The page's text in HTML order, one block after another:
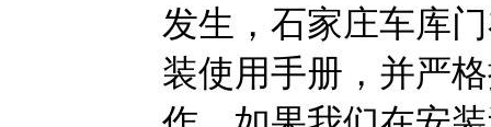
发生，石家庄车库
装使用手册，并严